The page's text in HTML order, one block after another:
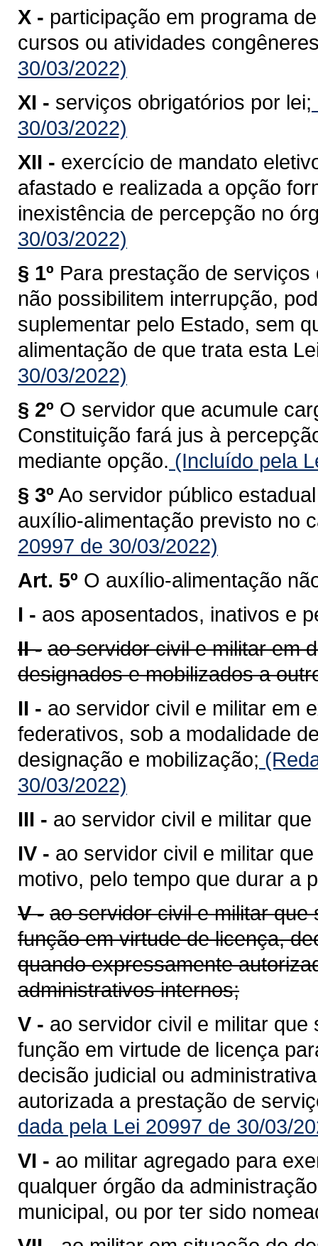
X - participação em programa
cursos ou atividades
30/03/2022)
XI - serviços obrigatórios por lei;
30/03/2022)
XII - exercício de mandato
afastado e realizada a opção
inexistência de percepção no
30/03/2022)
§ 1º Para prestação de
não possibilitem interrupção,
suplementar pelo Estado, sem
alimentação de que trata esta
30/03/2022)
§ 2º O servidor que acumule
Constituição fará jus à
mediante opção. (Incluído pela
§ 3º Ao servidor público
auxílio-alimentação previsto no
20997 de 30/03/2022)
Art. 5º O auxílio-alimentação
I - aos aposentados, inativos e
II - ao servidor civil e militar em
designados e mobilizados a
II - ao servidor civil e militar em
federativos, sob a modalidade
designação e mobilização;
30/03/2022)
III - ao servidor civil e militar
IV - ao servidor civil e militar
motivo, pelo tempo que durar a
V - ao servidor civil e militar
função em virtude de licença,
quando expressamente
administrativos internos;
V - ao servidor civil e militar
função em virtude de licença
decisão judicial ou
autorizada a prestação de
dada pela Lei 20997 de 30/03/
VI - ao militar agregado para
qualquer órgão da
municipal, ou por ter sido